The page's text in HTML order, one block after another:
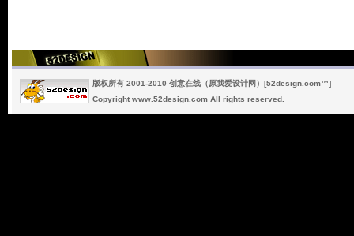
版权所有 2001-2010 创意在线（原我爱设计网）[52design.com™]
Copyright www.52design.com All rights reserved.